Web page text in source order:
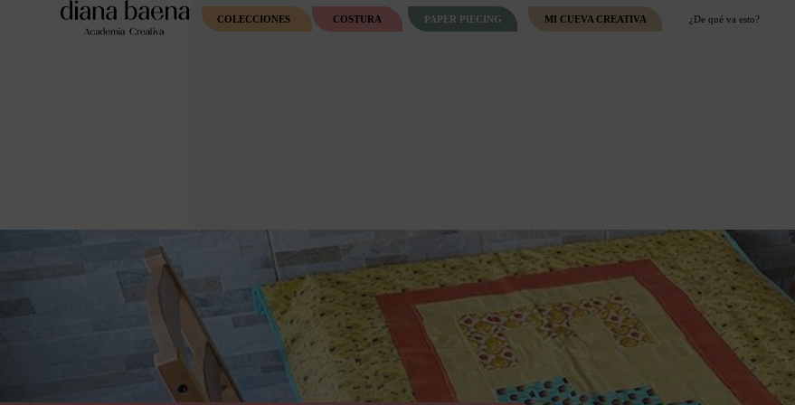
COLECCIONES COSTURA PAPER PIECING MI CUEVA CREATIVA ¿De qué va esto?